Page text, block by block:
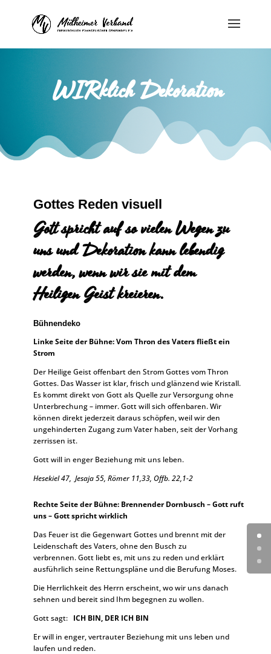
WIRklich Dekoration
Gottes Reden visuell
Gott spricht auf so vielen Wegen zu
uns und Dekoration kann lebendig
werden, wenn wir sie mit dem
Heiligen Geist kreieren.
Bühnendeko
Linke Seite der Bühne:Vom Thron des Vaters fließt ein
Strom
Der Heilige Geist offenbart den Strom Gottes vom Thron
Gottes. Das Wasser ist klar, frisch und glänzend wie Kristall.
Es kommt direkt von Gott als Quelle zur Versorgung ohne
Unterbrechung – immer. Gott will sich offenbaren. Wir
können direkt jederzeit daraus schöpfen, weil wir den
ungehinderten Zugang zum Vater haben, seit der Vorhang
zerrissen ist.
Gott will in enger Beziehung mit uns leben.
Hesekiel 47, Jesaja 55, Römer 11,33, Offb. 22,1-2
Rechte Seite der Bühne: Brennender Dornbusch –Gott ruft
uns – Gott spricht wirklich
Das Feuer ist die Gegenwart Gottes und brennt mit der
Leidenschaft des Vaters, ohne den Busch zu
verbrennen.Gott liebt es, mit uns zu reden und erklärt
ausführlich seine Rettungspläne und die Berufung Moses.
Die Herrlichkeit des Herrn erscheint, wo wir uns danach
sehnen und bereit sind Ihm begegnen zu wollen.
Gott sagt: ICH BIN, DER ICH BIN
Er will in enger, vertrauter Beziehung mit uns leben und
laufen und reden.